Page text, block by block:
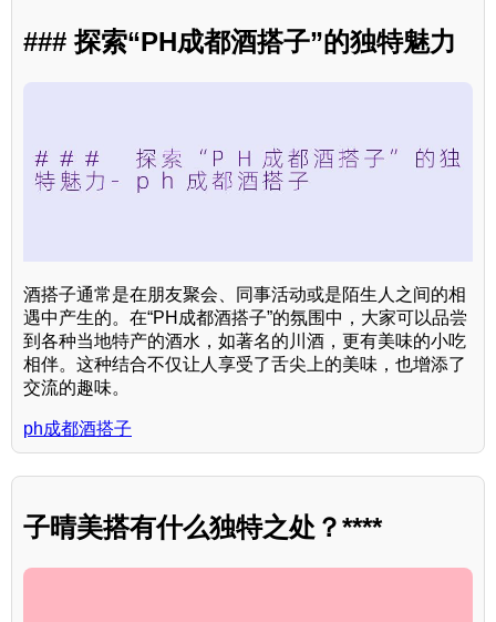
### 探索“PH成都酒搭子”的独特魅力
酒搭子通常是在朋友聚会、同事活动或是陌生人之间的相
遇中产生的。在“PH成都酒搭子”的氛围中，大家可以品尝
到各种当地特产的酒水，如著名的川酒，更有美味的小吃
相伴。这种结合不仅让人享受了舌尖上的美味，也增添了
交流的趣味。
ph成都酒搭子
子晴美搭有什么独特之处？****